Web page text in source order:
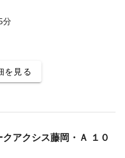
分
を見る
クアクシス藤岡・Ａ １０